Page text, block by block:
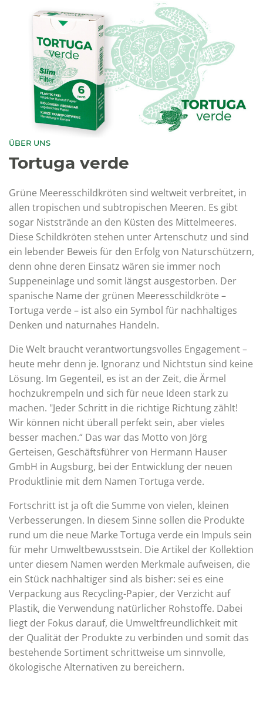
ÜBER UNS
Tortuga verde
Grüne Meeresschildkröten sind weltweit verbreitet, in
allen tropischen und subtropischen Meeren. Es gibt
sogar Niststrände an den Küsten des Mittelmeeres.
Diese Schildkröten stehen unter Artenschutz und sind
ein lebender Beweis für den Erfolg von Naturschützern,
denn ohne deren Einsatz wären sie immer noch
Suppeneinlage und somit längst ausgestorben. Der
spanische Name der grünen Meeresschildkröte –
Tortuga verde – ist also ein Symbol für nachhaltiges
Denken und naturnahes Handeln.
Die Welt braucht verantwortungsvolles Engagement –
heute mehr denn je. Ignoranz und Nichtstun sind keine
Lösung. Im Gegenteil, es ist an der Zeit, die Ärmel
hochzukrempeln und sich für neue Ideen stark zu
machen. "Jeder Schritt in die richtige Richtung zählt!
Wir können nicht überall perfekt sein, aber vieles
besser machen.“ Das war das Motto von Jörg
Gerteisen, Geschäftsführer von Hermann Hauser
GmbH in Augsburg, bei der Entwicklung der neuen
Produktlinie mit dem Namen Tortuga verde.
Fortschritt ist ja oft die Summe von vielen, kleinen
Verbesserungen. In diesem Sinne sollen die Produkte
rund um die neue Marke Tortuga verde ein Impuls sein
für mehr Umweltbewusstsein. Die Artikel der Kollektion
unter diesem Namen werden Merkmale aufweisen, die
ein Stück nachhaltiger sind als bisher: sei es eine
Verpackung aus Recycling-Papier, der Verzicht auf
Plastik, die Verwendung natürlicher Rohstoffe. Dabei
liegt der Fokus darauf, die Umweltfreundlichkeit mit
der Qualität der Produkte zu verbinden und somit das
bestehende Sortiment schrittweise um sinnvolle,
ökologische Alternativen zu bereichern.